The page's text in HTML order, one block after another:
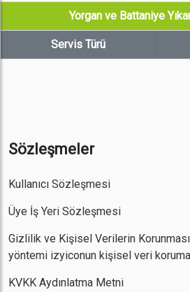
Yorgan ve Battaniye
Servis Türü
Sözleşmeler
Kullanıcı Sözleşmesi
Üye İş Yeri Sözleşmesi
Gizlilik ve Kişisel Verilerin
yöntemi izyiconun kişisel veri koruma
KVKK Aydınlatma Metni